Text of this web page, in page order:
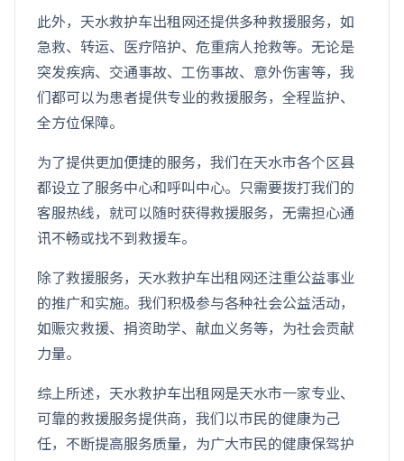
此外，天水救护车出租网还提供多种救援服务，如
急救、转运、医疗陪护、危重病人抢救等。无论是
突发疾病、交通事故、工伤事故、意外伤害等，我
们都可以为患者提供专业的救援服务，全程监护、
全方位保障。
为了提供更加便捷的服务，我们在天水市各个区县
都设立了服务中心和呼叫中心。只需要拨打我们的
客服热线，就可以随时获得救援服务，无需担心通
讯不畅或找不到救援车。
除了救援服务，天水救护车出租网还注重公益事业
的推广和实施。我们积极参与各种社会公益活动，
如赈灾救援、捐资助学、献血义务等，为社会贡献
力量。
综上所述，天水救护车出租网是天水市一家专业、
可靠的救援服务提供商，我们以市民的健康为己
任，不断提高服务质量，为广大市民的健康保驾护